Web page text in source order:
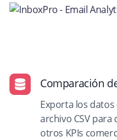
Comparación
Exporta los
archivo CSV
otros KPIs